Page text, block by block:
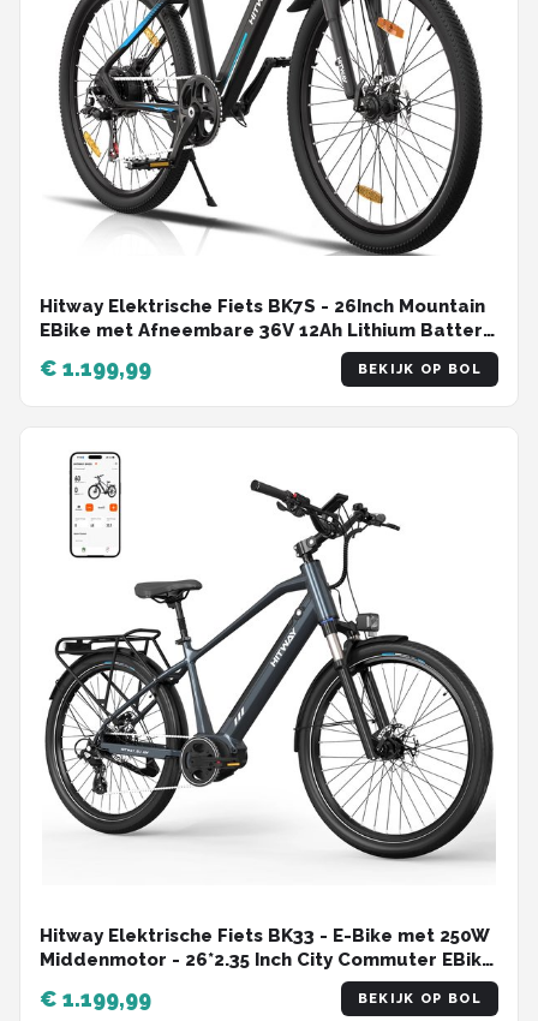
Hitway Elektrische Fiets BK7S - 26Inch Mountain
EBike met Afneembare 36V 12Ah Lithium Batterij
- City Commuter E-Bike met 250W Motor - 7
Versnellingen - IP54 Waterdicht
€ 1.199,99 BEKIJK OP BOL
Hitway Elektrische Fiets BK33 - E-Bike met 250W
Middenmotor - 26*2.35 Inch City Commuter EBike
met Afneembare 36V 10.4Ah Lithium Batterij - 7
Versnellingen - IP54 Waterdicht
€ 1.199,99 BEKIJK OP BOL